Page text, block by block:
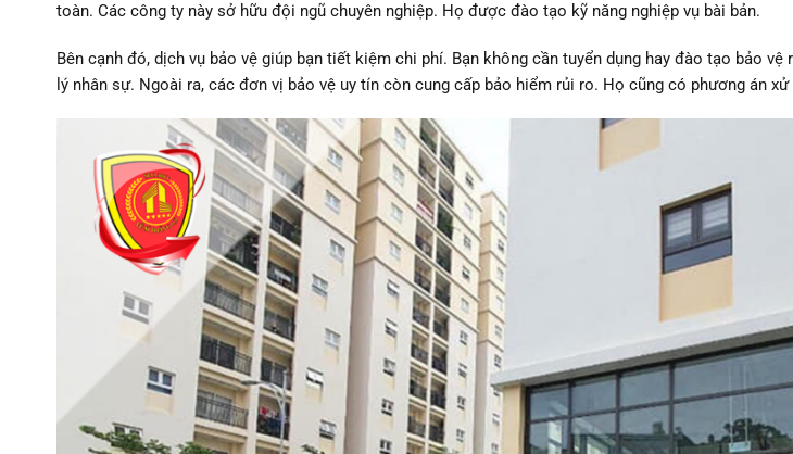
toàn. Các công ty này sở hữu đội ngũ chuyên nghiệp. Họ được đào tạo kỹ năng nghiệp vụ bài bản.
Bên cạnh đó, dịch vụ bảo vệ giúp bạn tiết kiệm chi phí. Bạn không cần tuyển dụng hay đào tạo bảo vệ
lý nhân sự. Ngoài ra, các đơn vị bảo vệ uy tín còn cung cấp bảo hiểm rủi ro. Họ cũng có phương án